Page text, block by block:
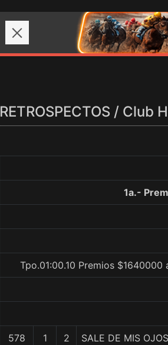
RETROSPECTOS / Club
1a.-
Tpo.01:00.10 Premios
578 1 2 SALE DE MIS OJOS